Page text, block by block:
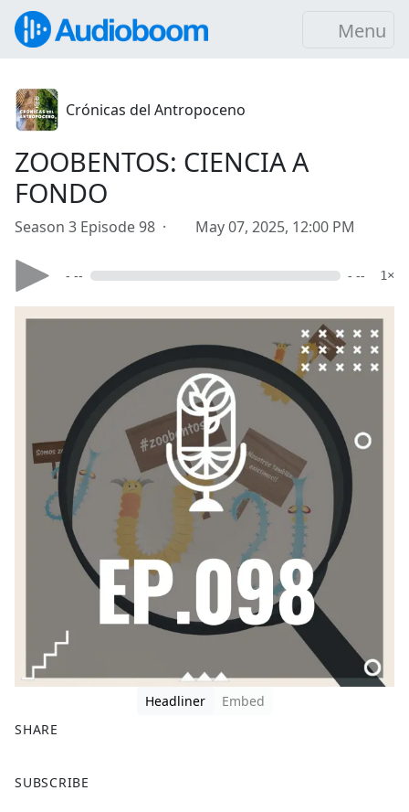
Menu
Crónicas del Antropoceno
ZOOBENTOS: CIENCIA A
FONDO
Season 3 Episode 98 · May 07, 2025, 12:00 PM
- -- - -- 1×
Headliner
Embed
SHARE
a
SUBSCRIBE